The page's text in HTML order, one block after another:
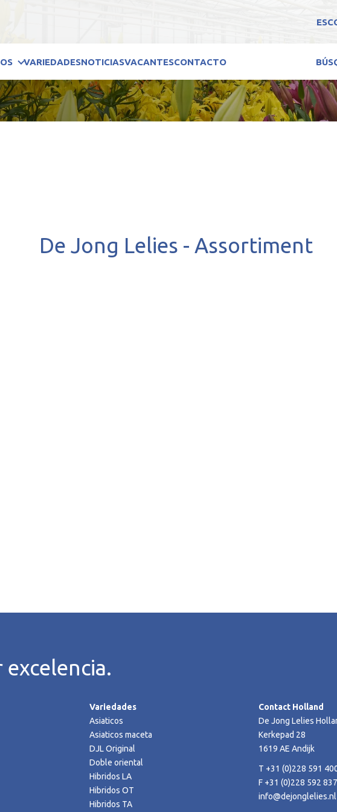
ES
VARIEDADESNOTICIASVACANTESCONTACTO
De Jong Lelies - Assortiment
Variedades
Asiaticos
Asiaticos maceta
DJL Original
Doble oriental
Hibridos LA
Hibridos OT
Hibridos TA
Contact Holland
De Jong Lelies
Kerkepad 28
1619 AE Andijk
T +31 (0)228 591
F +31 (0)228 592 837
info@dejonglelies.nl